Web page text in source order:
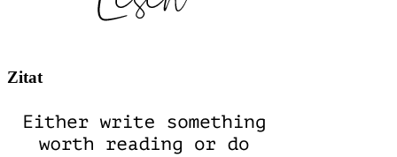
Zitat